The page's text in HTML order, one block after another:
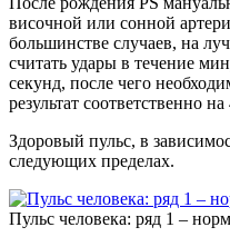
височной или сонной
большинстве случаев, на
считать удары в течение
секунд, после чего
результат соответственно
Здоровый пульс, в
следующих пределах.
Пульс человека: ряд 1 –